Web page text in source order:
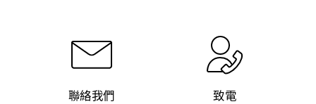
聯絡我們 致電